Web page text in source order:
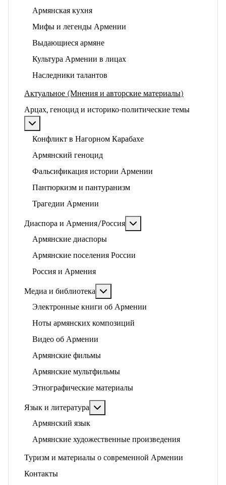
Армянская кухня
Мифы и легенды Армении
Выдающиеся армяне
Культура Армении в лицах
Наследники талантов
Актуальное (Мнения и авторские материалы)
Арцах, геноцид и историко-политические темы
Конфликт в Нагорном Карабахе
Армянский геноцид
Фальсификация истории Армении
Пантюркизм и пантуранизм
Трагедии Армении
Диаспора и Армения/Россия
Армянские диаспоры
Армянские поселения России
Россия и Армения
Медиа и библиотека
Электронные книги об Армении
Ноты армянских композиций
Видео об Армении
Армянские фильмы
Армянские мультфильмы
Этнографические материалы
Язык и литература
Армянский язык
Армянские художественные произведения
Туризм и материалы о современной Армении
Контакты